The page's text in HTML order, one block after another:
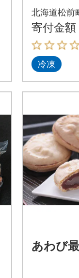
ト
北海道松前
寄付金額
冷凍
あわび